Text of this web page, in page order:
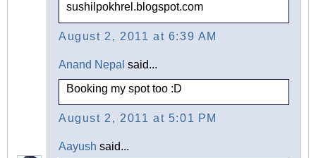
sushilpokhrel.blogspot.com
August 2, 2011 at 6:39 AM
Anand Nepal said...
Booking my spot too :D
August 2, 2011 at 5:01 PM
Aayush said...